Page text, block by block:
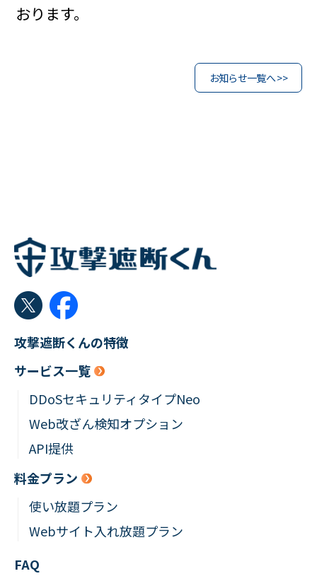
おります。
お知らせ一覧へ >>
攻撃遮断くんの特徴
サービス一覧
DDoSセキュリティタイプNeo
Web改ざん検知オプション
API提供
料金プラン
使い放題プラン
Webサイト入れ放題プラン
FAQ